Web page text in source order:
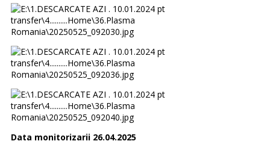
Data monitorizarii 26.04.2025